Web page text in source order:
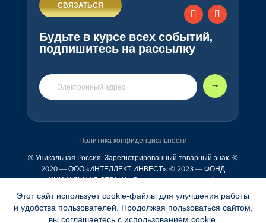
Этот сайт использует cookie-файлы для улучшения работы
и удобства пользователей. Продолжая пользоваться сайтом,
вы соглашаетесь с использованием cookie.
СВЯЗАТЬСЯ
Будьте в курсе всех событий,
подпишитесь на рассылку
🠒
® Уникальная Россия. Зарегистрированный товарный знак. ©
2020 — ООО «ИНТЕЛЛЕКТ ИНВЕСТ». © 2023 — ФОНД
«УНИКАЛЬНАЯ СТРАНА» Все права защищены. 6+.
Учредитель: ООО «ИНТЕЛЛЕКТ ИНВЕСТ». Главный редактор:
Богомолов Валерий Александрович.
expo@uniquerussia.ru Телефон: +7(495)188-26-66
Политика конфиденциальности